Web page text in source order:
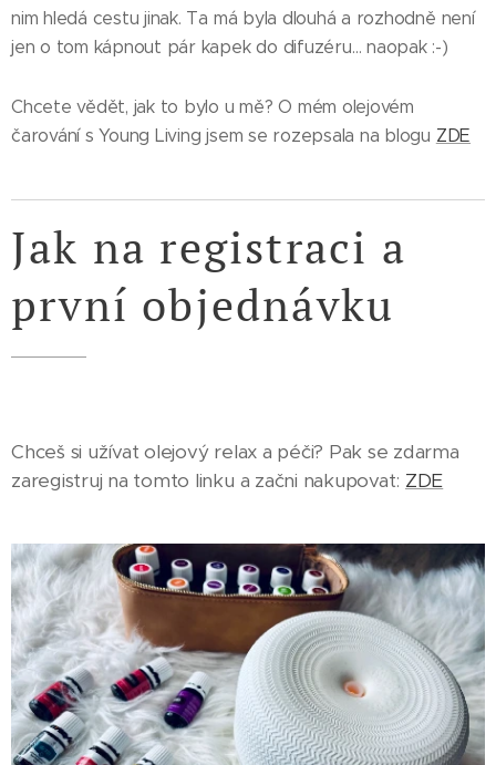
nim hledá cestu jinak. Ta má byla dlouhá a rozhodně není
jen o tom kápnout pár kapek do difuzéru… naopak :-)
Chcete vědět, jak to bylo u mě? O mém olejovém
čarování s Young Living jsem se rozepsala na blogu ZDE
Jak na registraci a
první objednávku
Chceš si užívat olejový relax a péči? Pak se zdarma
zaregistruj na tomto linku a začni nakupovat: ZDE